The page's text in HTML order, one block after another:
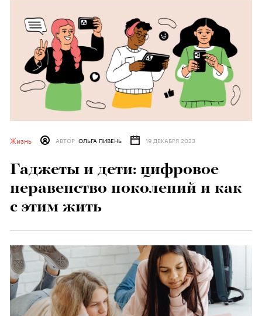
Жизнь АВТОР ОЛЬГА ПИВЕНЬ 19 ДЕКАБРЯ 2023
Гаджеты и дети: цифровое
неравенство поколений и как
с этим жить